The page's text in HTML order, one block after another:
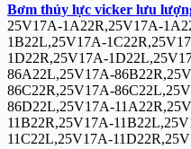
Bơm thủy lực vicker lưu
25V17A-1A22R,25V17A-
1B22L,25V17A-
1D22R,25V17A-
86A22L,25V17A-
86C22R,25V17A-
86D22L,25V17A-
11B22R,25V17A-
11C22L,25V17A-